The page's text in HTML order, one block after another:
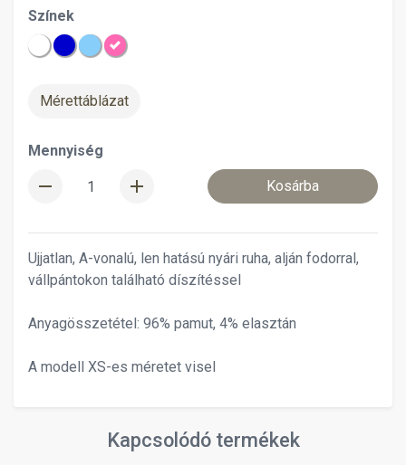
Színek
Mérettáblázat
Mennyiség
remove add Kosárba
Ujjatlan, A-vonalú, len hatású nyári ruha, alján fodorral,
vállpántokon található díszítéssel
Anyagösszetétel: 96% pamut, 4% elasztán
A modell XS-es méretet visel
Kapcsolódó termékek